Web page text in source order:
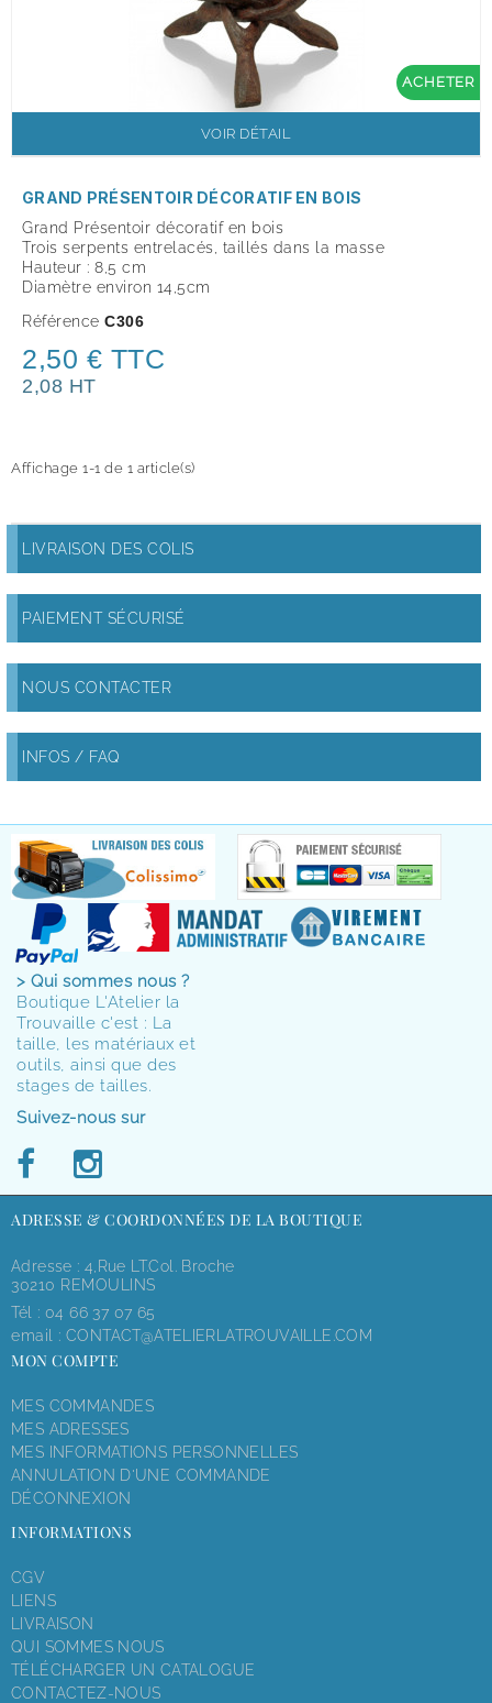
ACHETER
VOIR DÉTAIL
GRAND PRÉSENTOIR DÉCORATIF EN BOIS
Grand Présentoir décoratif en bois
Trois serpents entrelacés, taillés dans la masse
Hauteur : 8,5 cm
Diamètre environ 14,5cm
Référence C306
2,50 € TTC
2,08 HT
Affichage 1-1 de 1 article(s)
LIVRAISON DES COLIS
PAIEMENT SÉCURISÉ
NOUS CONTACTER
INFOS / FAQ
> Qui sommes nous ?
Boutique L'Atelier la
Trouvaille c'est : La
taille, les matériaux et
outils, ainsi que des
stages de tailles.
Suivez-nous sur
ADRESSE & COORDONNÉES DE LA BOUTIQUE
Adresse : 4,rue LT.Col. Broche
30210 REMOULINS
Tél : 04 66 37 07 65
email : CONTACT@ATELIERLATROUVAILLE.COM
MON COMPTE
MES COMMANDES
MES ADRESSES
MES INFORMATIONS PERSONNELLES
ANNULATION D'UNE COMMANDE
DÉCONNEXION
INFORMATIONS
CGV
LIENS
LIVRAISON
QUI SOMMES NOUS
TÉLÉCHARGER UN CATALOGUE
CONTACTEZ-NOUS